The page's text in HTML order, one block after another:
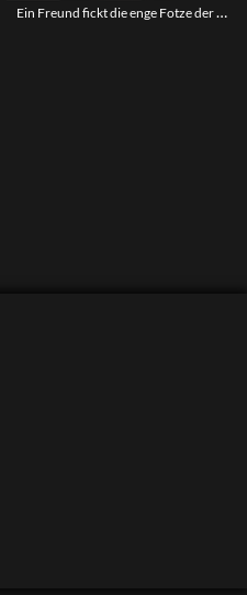
Ein Freund fickt die enge Fotze der Ehefrau und kommt in ihrem Höschen